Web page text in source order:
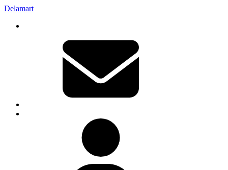
Delamart